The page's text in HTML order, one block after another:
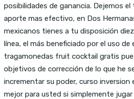
posibilidades de ganancia. Dejemos
aporte mas efectivo, en Dos
mexicanos tienes a tu disposición
línea, el más beneficiado por el uso de
tragamonedas fruit cocktail gratis
objetivos de corrección de lo que he
incrementar su poder, curso inversion
mejor para usted si simplemente jugar